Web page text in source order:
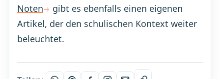
Noten
gibt es ebenfalls einen eigenen
Artikel, der den schulischen Kontext weiter
beleuchtet.